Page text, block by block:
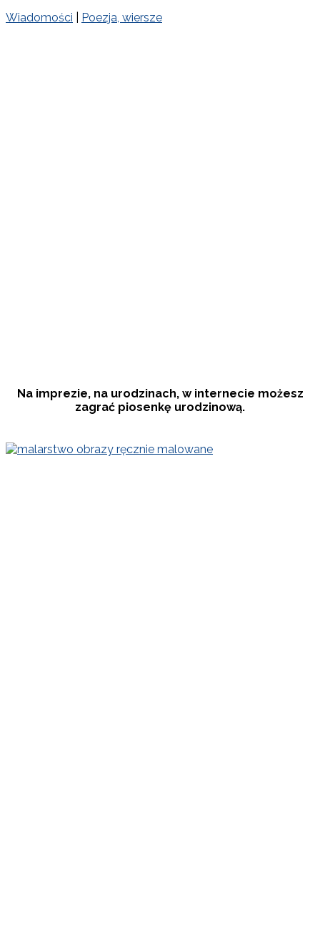
Wiadomości
Poezja, wiersze
Na imprezie, na urodzinach, w internecie możesz
zagrać piosenkę urodzinową.